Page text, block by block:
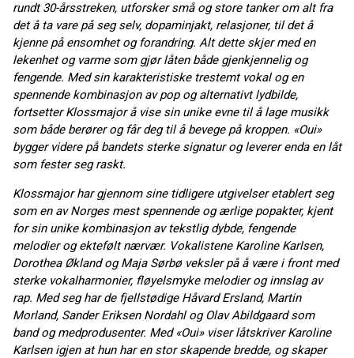
rundt 30-årsstreken, utforsker små og store tanker om alt fra
det å ta vare på seg selv, dopaminjakt, relasjoner, til det å
kjenne på ensomhet og forandring. Alt dette skjer med en
lekenhet og varme som gjør låten både gjenkjennelig og
fengende. Med sin karakteristiske trestemt vokal og en
spennende kombinasjon av pop og alternativt lydbilde,
fortsetter Klossmajor å vise sin unike evne til å lage musikk
som både berører og får deg til å bevege på kroppen. «Oui»
bygger videre på bandets sterke signatur og leverer enda en låt
som fester seg raskt.
Klossmajor har gjennom sine tidligere utgivelser etablert seg
som en av Norges mest spennende og ærlige popakter, kjent
for sin unike kombinasjon av tekstlig dybde, fengende
melodier og ektefølt nærvær. Vokalistene Karoline Karlsen,
Dorothea Økland og Maja Sørbø veksler på å være i front med
sterke vokalharmonier, fløyelsmyke melodier og innslag av
rap. Med seg har de fjellstødige Håvard Ersland, Martin
Morland, Sander Eriksen Nordahl og Olav Abildgaard som
band og medprodusenter. Med «Oui» viser låtskriver Karoline
Karlsen igjen at hun har en stor skapende bredde, og skaper